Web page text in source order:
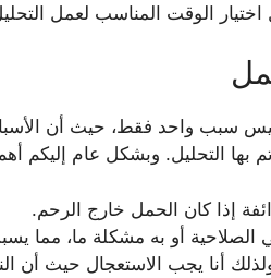
الوقت المناسب لعمل
سبب واحد فقط، حيث أن
بها التحليل. وبشكل عام إليكم
إذا كان الحمل خارج الرحم.
الصلاحية أو به مشكلة ما، مما
أنا يجب الاستعجال حيث أن